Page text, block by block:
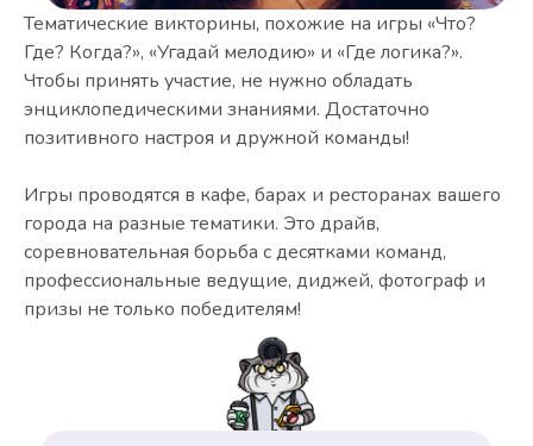
Тематические викторины, похожие на игры «Что?
Где? Когда?», «Угадай мелодию» и «Где логика?».
Чтобы принять участие, не нужно обладать
энциклопедическими знаниями. Достаточно
позитивного настроя и дружной команды!
Игры проводятся в кафе, барах и ресторанах вашего
города на разные тематики. Это драйв,
соревновательная борьба с десятками команд,
профессиональные ведущие, диджей, фотограф и
призы не только победителям!